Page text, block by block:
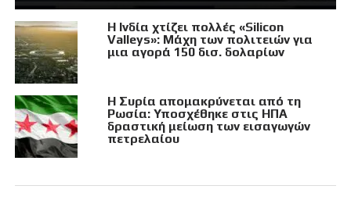
Η Ινδία χτίζει πολλές «Silicon
Valleys»: Μάχη των πολιτειών για
μια αγορά 150 δισ. δολαρίων
Η Συρία απομακρύνεται από τη
Ρωσία: Υποσχέθηκε στις ΗΠΑ
δραστική μείωση των εισαγωγών
πετρελαίου